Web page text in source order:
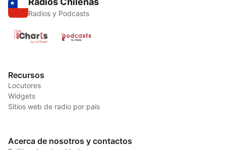
Radios y Podcasts
Recursos
Locutores
Widgets
Sitios web de radio por país
Acerca de nosotros y contactos